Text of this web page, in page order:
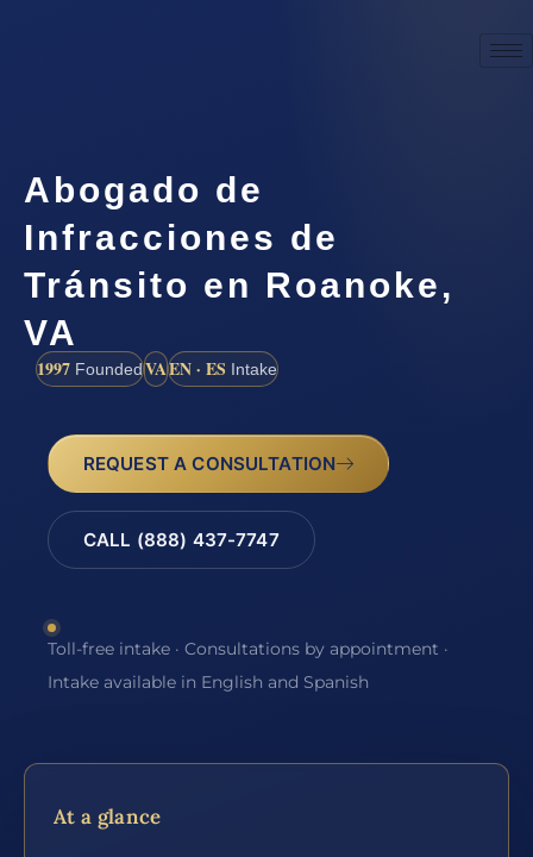
Abogado de
Infracciones de
Tránsito en Roanoke,
VA
1997 FoundedVAEN · ES Intake
REQUEST A CONSULTATION
CALL (888) 437-7747
Toll-free intake · Consultations by appointment ·
Intake available in English and Spanish
At a glance